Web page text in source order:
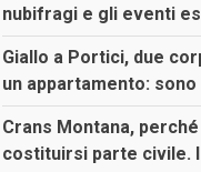
nubifragi e gli eventi
Giallo a Portici, due
un appartamento:
Crans Montana,
costituirsi parte civile.